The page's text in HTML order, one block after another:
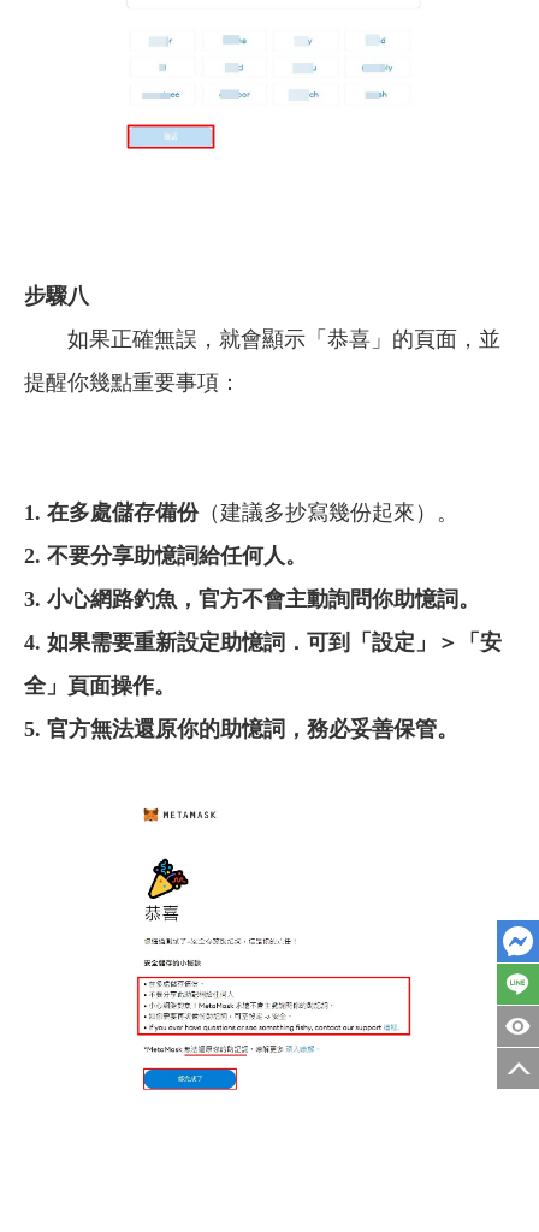
步驟八
如果正確無誤，就會顯示「恭喜」的頁面，並
提醒你幾點重要事項：
1. 在多處儲存備份（建議多抄寫幾份起來）。
2. 不要分享助憶詞給任何人。
3. 小心網路釣魚，官方不會主動詢問你助憶詞。
4. 如果需要重新設定助憶詞．可到「設定」＞「安
全」頁面操作。
5. 官方無法還原你的助憶詞，務必妥善保管。